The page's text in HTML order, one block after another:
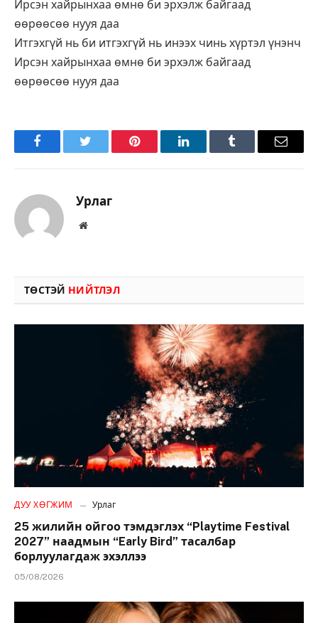
Ирсэн хайрынхаа өмнө би эрхэлж байгаад
өөрөөсөө нууя даа
Итгэхгүй нь би итгэхгүй нь инээх чинь хүртэл үнэнч
Ирсэн хайрынхаа өмнө би эрхэлж байгаад
өөрөөсөө нууя даа
FacebookTwitter Pinterest LinkedInTumblr Имэйл
Урлаг
Вэбсайт
ТӨСТЭЙ НИЙТЛЭЛ
ДУУ ХӨГЖИМ Урлаг
25 жилийн ойгоо тэмдэглэх “Playtime Festival
2027” наадмын “Early Bird” тасалбар
борлуулагдаж эхэллээ
05/08/2026